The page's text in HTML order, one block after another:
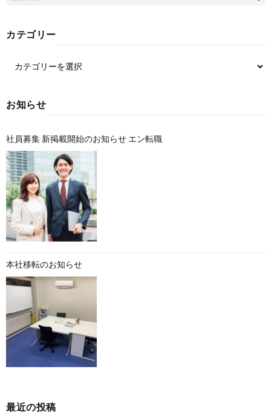
カテゴリー
お知らせ
社員募集 新掲載開始のお知らせ エン転職
本社移転のお知らせ
最近の投稿